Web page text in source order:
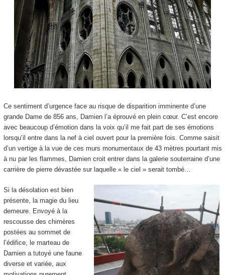
Ce sentiment d’urgence face au risque de disparition imminente d’une
grande Dame de 856 ans, Damien l’a éprouvé en plein cœur. C’est encore
avec beaucoup d’émotion dans la voix qu’il me fait part de ses émotions
lorsqu’il entre dans la nef à ciel ouvert pour la première fois. Comme saisit
d’un vertige à la vue de ces murs monumentaux de 43 mètres pourtant mis
à nu par les flammes, Damien croit entrer dans la galerie souterraine d’une
carrière de pierre dévastée sur laquelle « le ciel » serait tombé…
Si la désolation est bien
présente, la magie du lieu
demeure. Envoyé à la
rescousse des chimères
postées au sommet de
l’édifice, le marteau de
Damien a tutoyé une faune
diverse et variée, aux